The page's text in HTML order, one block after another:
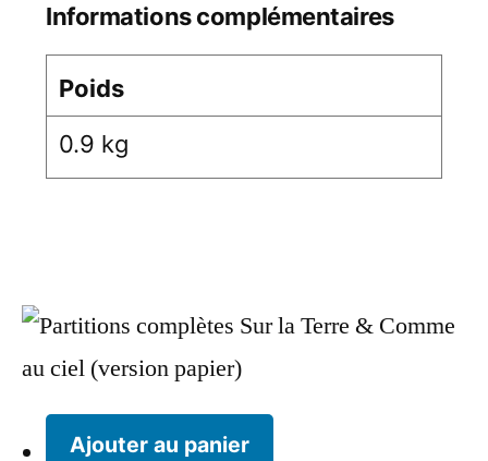
Ajouter au panier
Informations complémentaires
Poids
0.9 kg